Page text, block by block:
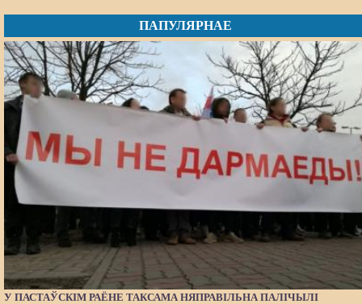
ПАПУЛЯРНАЕ
У ПАСТАЎСКІМ РАЁНЕ ТАКСАМА НЯПРАВІЛЬНА ПАЛІЧЫЛІ